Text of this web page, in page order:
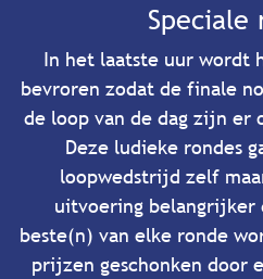
Speciale
In het laatste uur wordt
bevroren zodat de finale
de loop van de dag zijn er
Deze ludieke rondes
loopwedstrijd zelf
uitvoering belangrijker
beste(n) van elke ronde
prijzen geschonken door